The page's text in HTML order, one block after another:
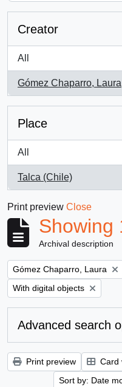
Creator
All
Gómez Chaparro, Laura
, 1 results
Place
All
Talca (Chile)
, 1 results
Print preview Close
Showing
Archival description
Remove filter:
Gómez Chaparro, Laura
Remove filter:
With digital objects
Advanced search
Print preview Card
Sort by: Date